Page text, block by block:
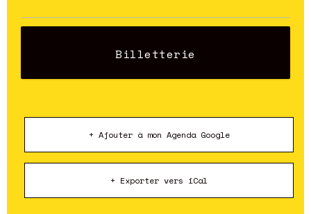
Billetterie
+ Ajouter à mon Agenda Google
+ Exporter vers iCal